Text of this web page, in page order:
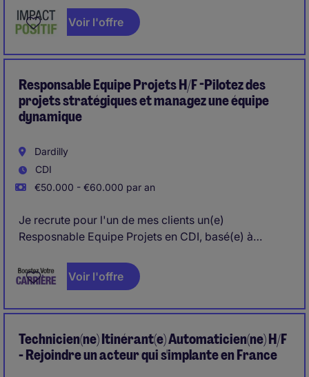
des mesures, tout en animant le respect de la qualité
sur le terrain. Il gère les équipements de contrôle, de
de la qualité (SMQ).
Voir l'offre
Responsable Equipe Projets H/F -Pilotez des
projets stratégiques et managez une équipe
dynamique
Dardilly
CDI
€50.000 - €60.000 par an
Je recrute pour l'un de mes clients un(e)
Resposnable Equipe Projets en CDI, basé(e) à
opérationnel des projets, du management d'une
équipe de 6 personnes et de la coordination des
Voir l'offre
Technicien(ne) Itinérant(e) Automaticien(ne) H/F
- Rejoindre un acteur qui s'implante en France